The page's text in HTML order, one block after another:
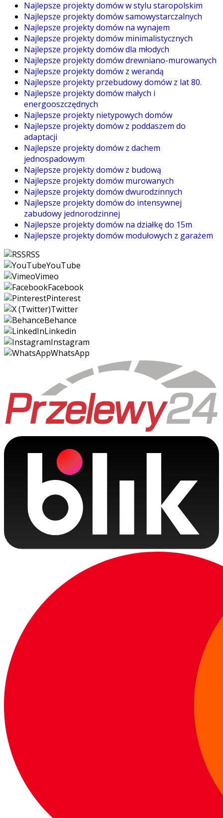
Najlepsze projekty domów w stylu staropolskim
Najlepsze projekty domów samowystarczalnych
Najlepsze projekty domów na wynajem
Najlepsze projekty domów minimalistycznych
Najlepsze projekty domów dla młodych
Najlepsze projekty domów drewniano-murowanych
Najlepsze projekty domów z werandą
Najlepsze projekty przebudowy domów z lat 80.
Najlepsze projekty domów małych i
energooszczędnych
Najlepsze projekty nietypowych domów
Najlepsze projekty domów z poddaszem do
adaptacji
Najlepsze projekty domów z dachem
jednospadowym
Najlepsze projekty domów z budową
Najlepsze projekty domów murowanych
Najlepsze projekty domów dwurodzinnych
Najlepsze projekty domów do intensywnej
zabudowy jednorodzinnej
Najlepsze projekty domów na działkę do 15m
Najlepsze projekty domów modułowych z garażem
RSS
YouTube
Vimeo
Facebook
Pinterest
Twitter
Behance
Linkedin
Instagram
WhatsApp